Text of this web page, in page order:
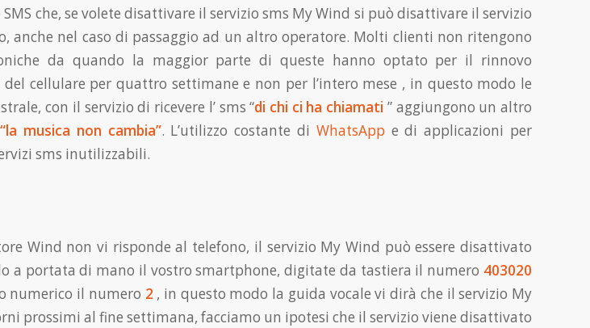
che, se volete disattivare il servizio sms My Wind si può disattivare il servizio
anche nel caso di passaggio ad un altro operatore. Molti clienti non ritengono
da quando la maggior parte di queste hanno optato per il rinnovo
cellulare per quattro settimane e non per l’intero mese , in questo modo le
con il servizio di ricevere l’ sms “di chi ci ha chiamati ” aggiungono un altro
“la musica non cambia”. L’utilizzo costante di WhatsApp e di applicazioni per
sms inutilizzabili.
Wind non vi risponde al telefono, il servizio My Wind può essere disattivato
a portata di mano il vostro smartphone, digitate da tastiera il numero 403020
numerico il numero 2 , in questo modo la guida vocale vi dirà che il servizio My
prossimi al fine settimana, facciamo un ipotesi che il servizio viene disattivato